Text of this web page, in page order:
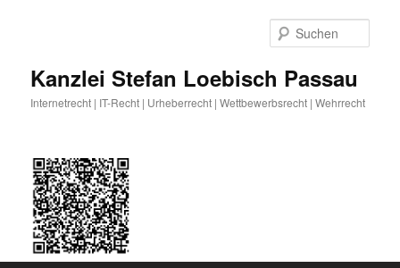
Kanzlei Stefan Loebisch Passau
Internetrecht | IT-Recht | Urheberrecht | Wettbewerbsrecht | Wehrrecht